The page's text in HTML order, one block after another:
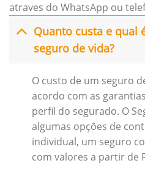
atraves do WhatsApp ou
Quanto custa e qual
seguro de vida?
O custo de um seguro
acordo com as
perfil do segurado. O
algumas opções de
individual, um seguro
com valores a partir de